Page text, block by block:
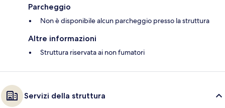
Parcheggio
Non è disponibile alcun parcheggio presso la struttura
Altre informazioni
Struttura riservata ai non fumatori
Servizi della struttura